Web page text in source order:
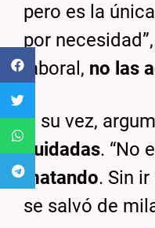
pero es la
por
laboral, no las
A su vez,
cuidadas. “No
matando. Sin
se salvó de